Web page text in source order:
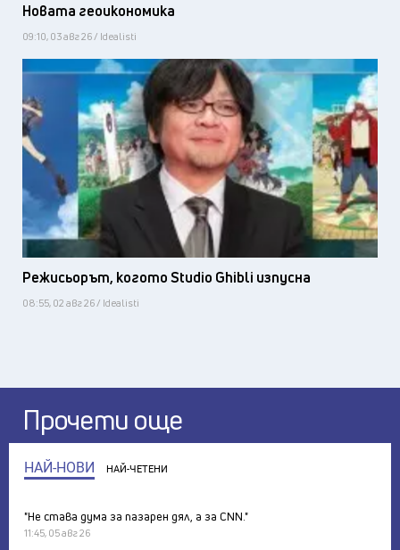
Новата геоикономика
09:10, 03 авг 26 / Idealisti
Режисьорът, когото Studio Ghibli изпусна
08:55, 02 авг 26 / Idealisti
Прочети още
НАЙ-НОВИ НАЙ-ЧЕТЕНИ
"Не става дума за пазарен дял, а за CNN."
11:45, 05 авг 26